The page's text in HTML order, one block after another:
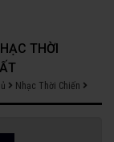
THỜI
Nhạc Thời Chiến